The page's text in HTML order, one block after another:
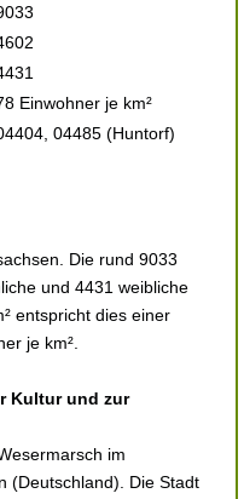
Einwohner je km²
04485 (Huntorf)
Die rund 9033
und 4431 weibliche
entspricht dies einer
je km².
Kultur und zur
im
(Deutschland). Die Stadt